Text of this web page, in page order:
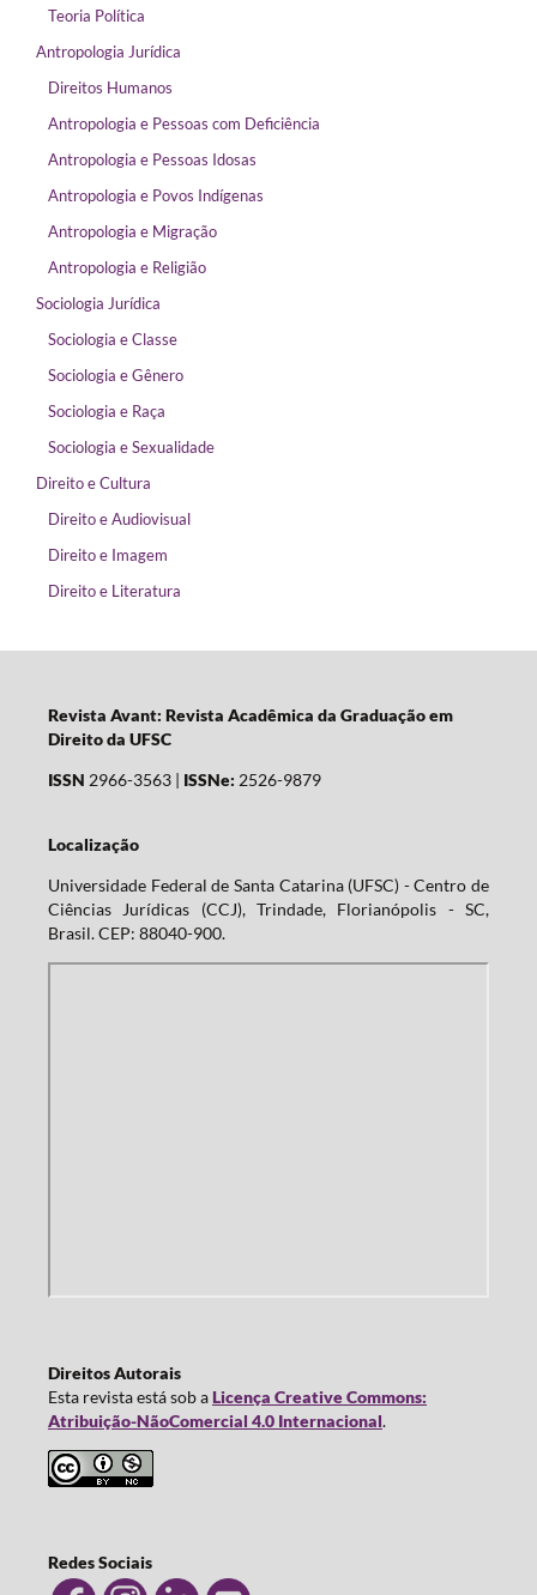
Teoria Política
Antropologia Jurídica
Direitos Humanos
Antropologia e Pessoas com Deficiência
Antropologia e Pessoas Idosas
Antropologia e Povos Indígenas
Antropologia e Migração
Antropologia e Religião
Sociologia Jurídica
Sociologia e Classe
Sociologia e Gênero
Sociologia e Raça
Sociologia e Sexualidade
Direito e Cultura
Direito e Audiovisual
Direito e Imagem
Direito e Literatura
Revista Avant: Revista Acadêmica da Graduação em
Direito da UFSC
ISSN 2966-3563 | ISSNe: 2526-9879
Localização
Universidade Federal de Santa Catarina (UFSC) - Centro de
Ciências Jurídicas (CCJ), Trindade, Florianópolis - SC,
Brasil. CEP: 88040-900.
Direitos Autorais
Esta revista está sob aLicença Creative Commons:
Atribuição-NãoComercial 4.0 Internacional.
Redes Sociais